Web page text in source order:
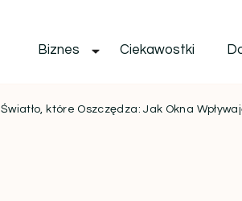
Biznes Ciekawostki
Światło, które Oszczędza: Jak Okna